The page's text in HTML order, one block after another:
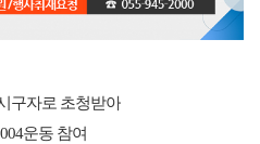
구자로 초청받아
운동 참여